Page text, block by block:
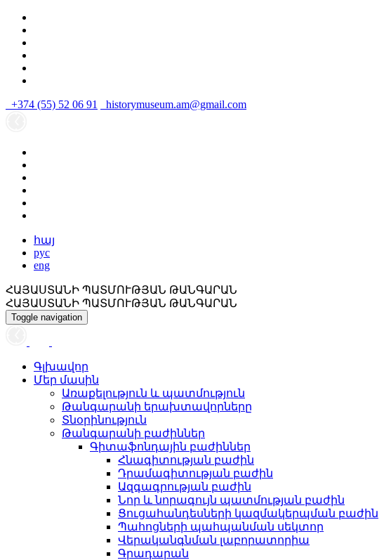
+374 (55) 52 06 91 historymuseum.am@gmail.com
հայ
рус
eng
ՀԱՅԱՍՏԱՆԻ ՊԱՏՄՈՒԹՅԱՆ ԹԱՆԳԱՐԱՆ
ՀԱՅԱՍՏԱՆԻ ՊԱՏՄՈՒԹՅԱՆ ԹԱՆԳԱՐԱՆ
Toggle navigation
Գլխավոր
Մեր մասին
Առաքելություն և պատմություն
Թանգարանի երախտավորները
Տնօրինություն
Թանգարանի բաժիններ
Գիտաֆոնդային բաժիններ
Հնագիտության բաժին
Դրամագիտության բաժին
Ազգագրության բաժին
Նոր և նորագույն պատմության բաժին
Ցուցահանդեսների կազմակերպման բաժին
Պահոցների պահպանման սեկտոր
Վերականգնման լաբորատորիա
Գրադարան